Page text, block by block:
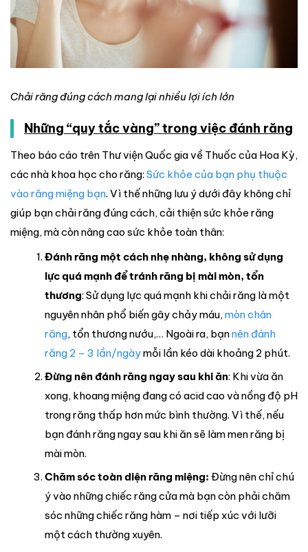
Chải răng đúng cách mang lại nhiều lợi ích lớn
Những “quy tắc vàng” trong việc đánh răng
Theo báo cáo trên Thư viện Quốc gia về Thuốc của Hoa Kỳ,
các nhà khoa học cho răng: Sức khỏe của bạn phụ thuộc
vào răng miệng bạn. Vì thế những lưu ý dưới đây không chỉ
giúp bạn chải răng đúng cách, cải thiện sức khỏe răng
miệng, mà còn nâng cao sức khỏe toàn thân:
Đánh răng một cách nhẹ nhàng, không sử dụng
lực quá mạnhđể tránh răng bị mài mòn, tổn
thương: Sử dụng lực quá mạnh khi chải răng là một
nguyên nhân phổ biến gây chảy máu, mòn chân
răng, tổn thương nướu,… Ngoài ra, bạnnên đánh
răng 2 – 3 lần/ngàymỗi lần kéo dài khoảng 2 phút.
Đừng nên đánh răng ngay sau khi ăn: Khi vừa ăn
xong, khoang miệng đang có acid cao và nồng độ pH
trong răng thấp hơn mức bình thường. Vì thế, nếu
bạn đánh răng ngay sau khi ăn sẽ làm men răng bị
mài mòn.
Chăm sóc toàn diện răng miệng: Đừng nên chỉ chú
ý vào những chiếc răng cửa mà bạn còn phải chăm
sóc những chiếc răng hàm – nơi tiếp xúc với lưỡi
một cách thường xuyên.